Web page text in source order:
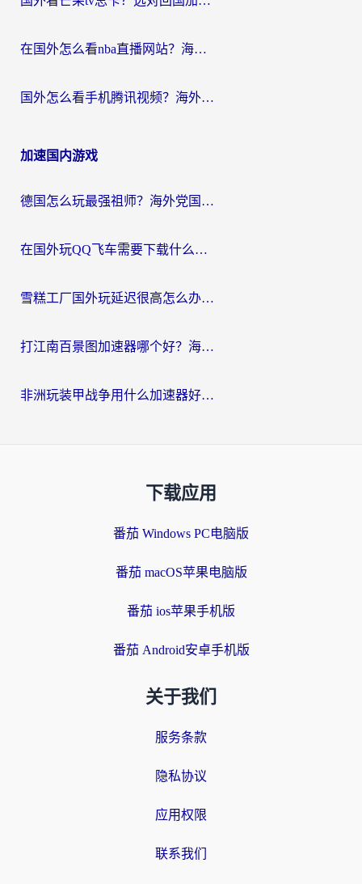
在国外怎么看nba直播网站？海外党专属体育观赛指南，告别地区限制！
国外怎么看手机腾讯视频？海外党亲测有效的追剧加速器选择指南
加速国内游戏
德国怎么玩最强祖师？海外党国服游戏加速器选择全攻略（附宝可梦Online实测）
在国外玩QQ飞车需要下载什么加速器呢？海外党亲测有效的国服游戏加速指南
雪糕工厂国外玩延迟很高怎么办？海外玩家国服游戏加速终极攻略（附实测推荐）
打江南百景图加速器哪个好？海外党踩坑N次后，终于找到不卡的秘诀
非洲玩装甲战争用什么加速器好？海外党亲测有效的国服游戏加速方案
下载应用
番茄 Windows PC电脑版
番茄 macOS苹果电脑版
番茄 ios苹果手机版
番茄 Android安卓手机版
关于我们
服务条款
隐私协议
应用权限
联系我们